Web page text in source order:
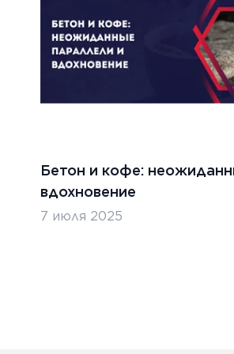
Бетон и кофе:
вдохновение
7 июля 2025